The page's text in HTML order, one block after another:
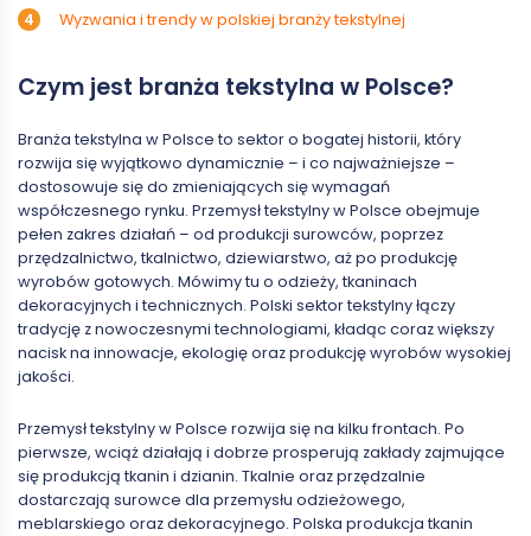
Wyzwania i trendy w polskiej branży tekstylnej
Czym jest branża tekstylna w Polsce?
Branża tekstylna w Polsce to sektor o bogatej historii, który
rozwija się wyjątkowo dynamicznie – i co najważniejsze –
dostosowuje się do zmieniających się wymagań
współczesnego rynku. Przemysł tekstylny w Polsce obejmuje
pełen zakres działań – od produkcji surowców, poprzez
przędzalnictwo, tkalnictwo, dziewiarstwo, aż po produkcję
wyrobów gotowych. Mówimy tu o odzieży, tkaninach
dekoracyjnych i technicznych. Polski sektor tekstylny łączy
tradycję z nowoczesnymi technologiami, kładąc coraz większy
nacisk na innowacje, ekologię oraz produkcję wyrobów wysokiej
jakości.
Przemysł tekstylny w Polsce rozwija się na kilku frontach. Po
pierwsze, wciąż działają i dobrze prosperują zakłady zajmujące
się produkcją tkanin i dzianin. Tkalnie oraz przędzalnie
dostarczają surowce dla przemysłu odzieżowego,
meblarskiego oraz dekoracyjnego. Polska produkcja tkanin